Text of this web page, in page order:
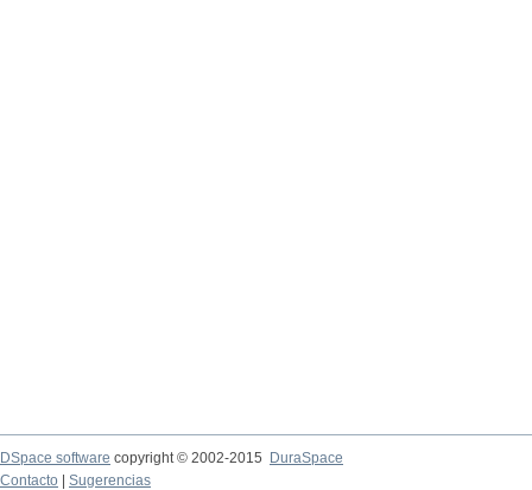
DSpace software copyright © 2002-2015
DuraSpace
Contacto
Sugerencias